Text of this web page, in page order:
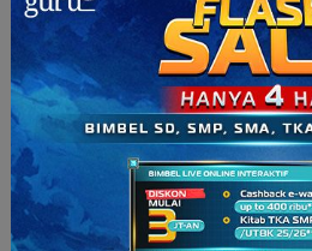
10. Contoh Iklan Baris
Kalau iklan baris adalah iklan
majalah, atau media cetak.
beberapa baris tulisan (tanpa
baris dihitung per kata atau per